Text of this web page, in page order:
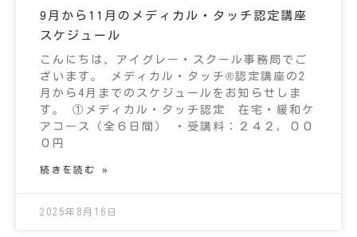
9月から11月のメディカル・タッチ認定講座
スケジュール
こんにちは、アイグレー・スクール事務局でご
ざいます。 メディカル・タッチ®認定講座の2
月から4月までのスケジュールをお知らせしま
す。 ①メディカル・タッチ認定 在宅・緩和ケ
アコース（全６日間） ・受講料：２４２，００
０円
続きを読む »
2025年8月16日